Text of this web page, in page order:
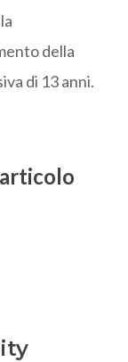
della
di 13 anni.